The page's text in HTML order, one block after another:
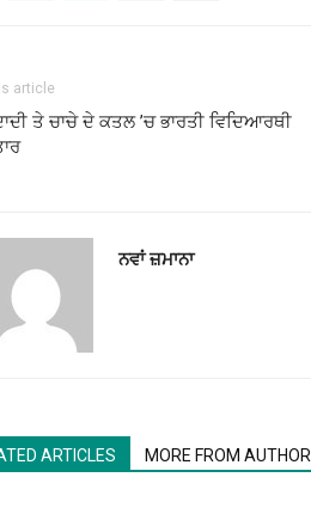
article
ਤੇ ਚਾਚੇ ਦੇ ਕਤਲ ’ਚ ਭਾਰਤੀ ਵਿਦਿਆਰਥੀ
ਨਵਾਂ ਜ਼ਮਾਨਾ
ARTICLES MORE FROM AUTHOR